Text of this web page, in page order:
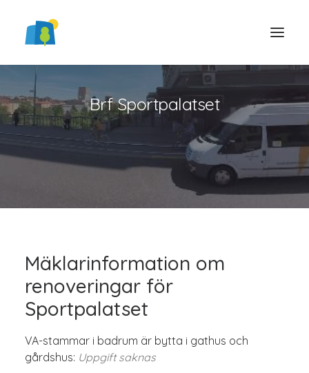
Brf Sportpalatset
Mäklarinformation om
renoveringar för
Sportpalatset
VA-stammar i badrum är bytta i gathus och
gårdshus: Uppgift saknas